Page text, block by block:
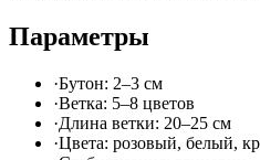
Параметры
·Бутон: 2–3 см
·Ветка: 5–8 цветов
·Длина ветки: 20–25 см
·Цвета: розовый, белый,